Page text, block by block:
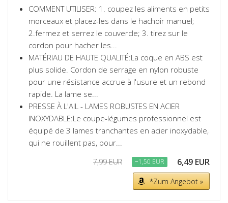
COMMENT UTILISER: 1. coupez les aliments en petits
morceaux et placez-les dans le hachoir manuel;
2.fermez et serrez le couvercle; 3. tirez sur le
cordon pour hacher les...
MATÉRIAU DE HAUTE QUALITÉ:La coque en ABS est
plus solide. Cordon de serrage en nylon robuste
pour une résistance accrue à l'usure et un rebond
rapide. La lame se...
PRESSE À L'AIL - LAMES ROBUSTES EN ACIER
INOXYDABLE:Le coupe-légumes professionnel est
équipé de 3 lames tranchantes en acier inoxydable,
qui ne rouillent pas, pour...
7,99 EUR −1,50 EUR 6,49 EUR
*Zum Angebot »